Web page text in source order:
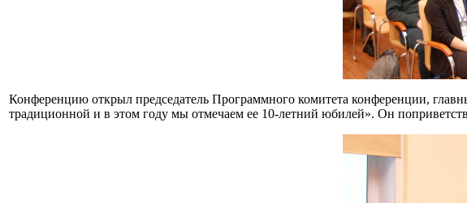
Конференцию открыл председатель Программного комитета конференции,
традиционной и в этом году мы отмечаем ее 10-летний юбилей». Он